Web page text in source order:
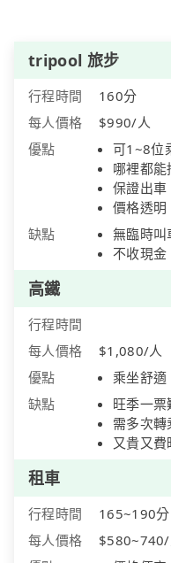
tripool 旅步
行程時間
160分
每人價格
$990/人
優點
可1~8位
哪裡都能
保證出車
價格透明
缺點
無臨時叫
不收現金
高鐵
行程時間
每人價格
$1,080/人
優點
乘坐舒適
缺點
旺季一票
需多次轉
又貴又費
租車
行程時間
165~190分
每人價格